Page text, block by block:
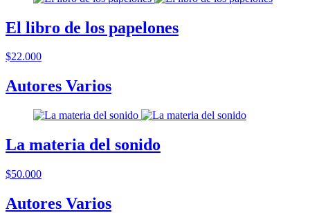
El libro de los papelones
$22.000
Autores Varios
La materia del sonido
$50.000
Autores Varios